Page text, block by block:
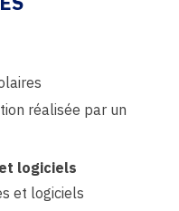
réalisée par un
logiciels
et logiciels